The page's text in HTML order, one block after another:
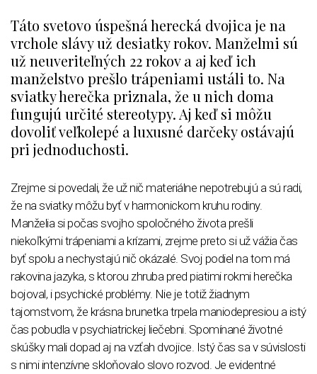
Táto svetovo úspešná herecká dvojica je na
vrchole slávy už desiatky rokov. Manželmi sú
už neuveriteľných 22 rokov a aj keď ich
manželstvo prešlo trápeniami ustáli to. Na
sviatky herečka priznala, že u nich doma
fungujú určité stereotypy. Aj keď si môžu
dovoliť veľkolepé a luxusné darčeky ostávajú
pri jednoduchosti.
Zrejme si povedali, že už nič materiálne nepotrebujú a sú radi,
že na sviatky môžu byť v harmonickom kruhu rodiny.
Manželia si počas svojho spoločného života prešli
niekoľkými trápeniami a krízami, zrejme preto si už vážia čas
byť spolu a nechystajú nič okázalé. Svoj podiel na tom má
rakovina jazyka, s ktorou zhruba pred piatimi rokmi herečka
bojoval, i psychické problémy. Nie je totiž žiadnym
tajomstvom, že krásna brunetka trpela maniodepresiou a istý
čas pobudla v psychiatrickej liečebni. Spomínané životné
skúšky mali dopad aj na vzťah dvojice. Istý čas sa v súvislosti
s nimi intenzívne skloňovalo slovo rozvod. Je evidentné